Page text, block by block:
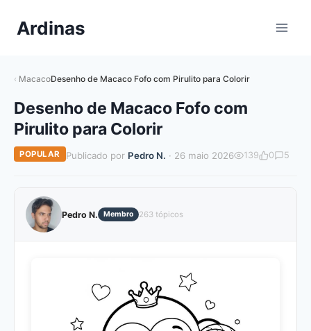
paraArdinas
MacacoDesenho de Macaco Fofo com Pirulito para Colorir
Desenho de Macaco Fofo com
Pirulito para Colorir
POPULAR Publicado por Pedro N. · 26 maio 2026 139 0 5
Pedro N. Membro 263 tópicos